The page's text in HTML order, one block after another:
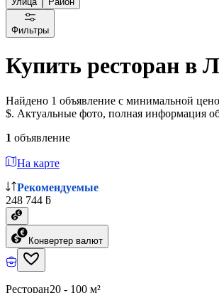
Фильтры
Купить ресторан в
Найдено 1 объявление с минимальной
$. Актуальные фото, полная информация
1 объявление
На карте
Рекомендуемые
248 744 ƃ
Конвертер валют
Ресторан20 - 100 м²